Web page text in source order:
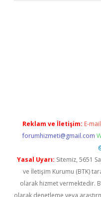
Reklam ve İletişim: E-
forumhizmeti@gmail.com
Yasal Uyarı: Sitemiz, 5651
ve İletişim Kurumu (BTK)
olarak hizmet vermektedir.
olarak denetleme veya